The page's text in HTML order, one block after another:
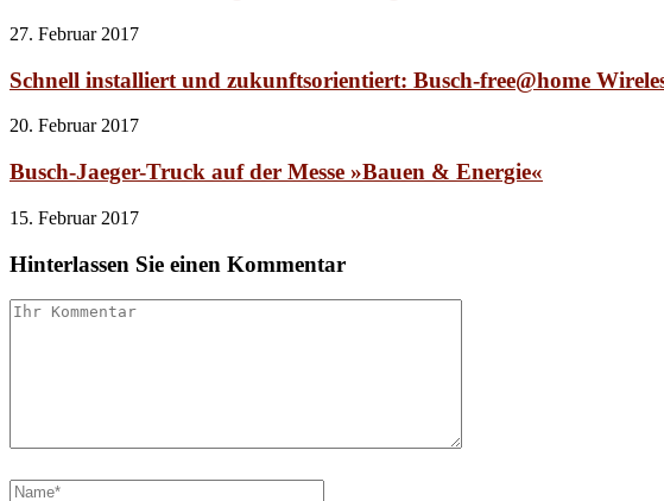
27. Februar 2017
Schnell installiert und zukunftsorientiert: Busch-free@home
20. Februar 2017
Busch-Jaeger-Truck auf der Messe »Bauen & Energie«
15. Februar 2017
Hinterlassen Sie einen Kommentar